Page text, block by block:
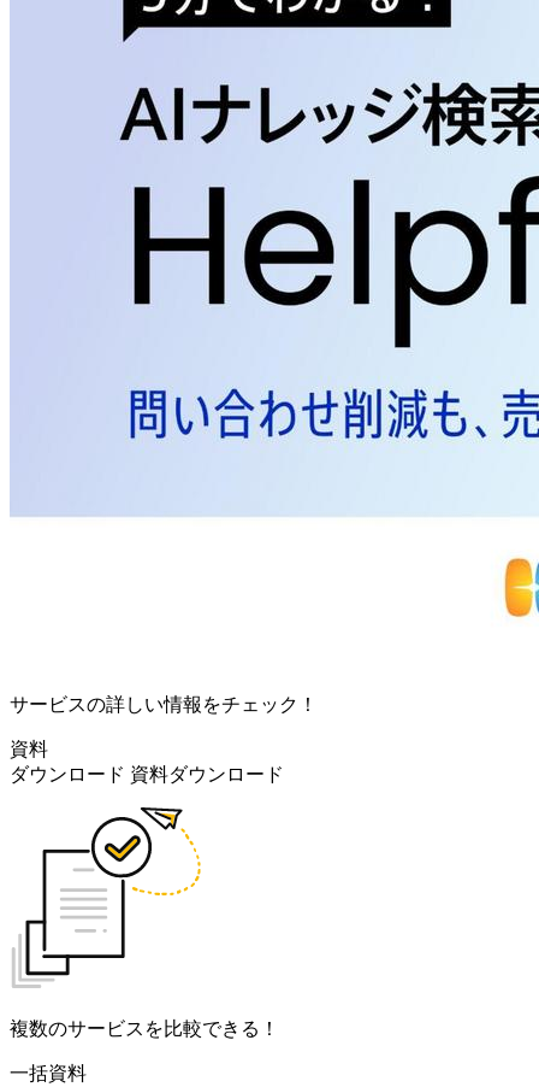
サービスの詳しい情報をチェック！
資料
ダウンロード 資料ダウンロード
複数のサービスを比較できる！
一括資料